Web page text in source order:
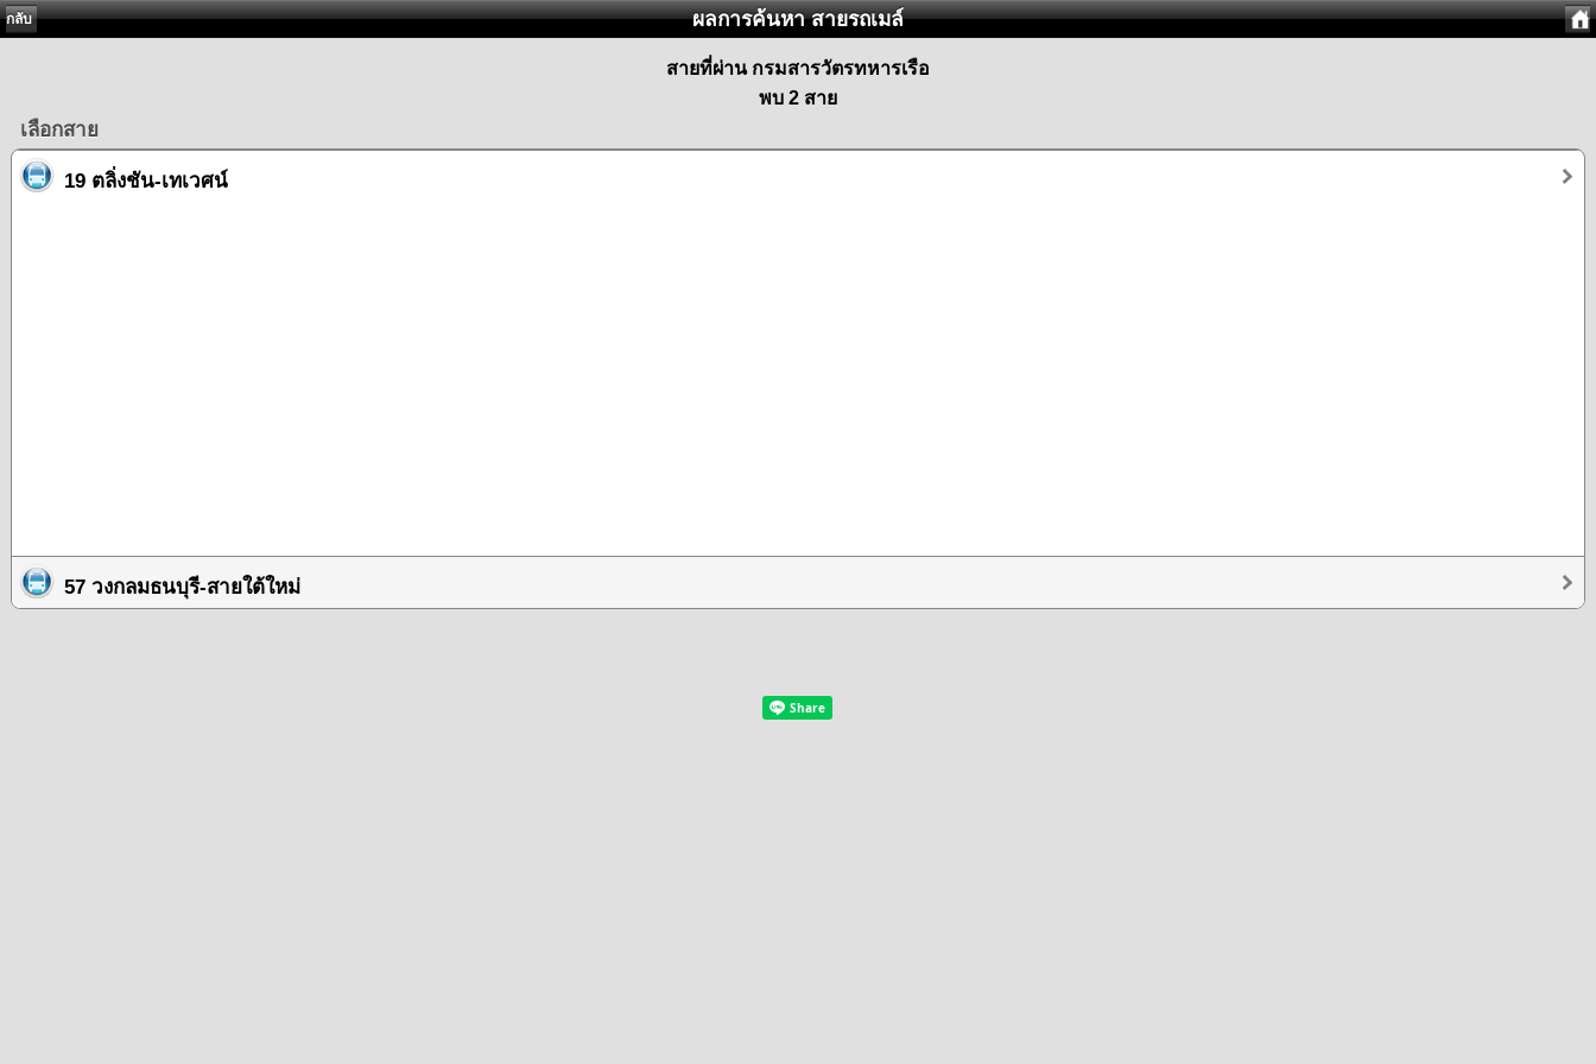
กลับ ผลการค้นหา สายรถเมล์
สายที่ผ่าน กรมสารวัตรทหารเรือ
พบ 2 สาย
เลือกสาย
19 ตลิ่งชัน-เทเวศน์
57 วงกลมธนบุรี-สายใต้ใหม่